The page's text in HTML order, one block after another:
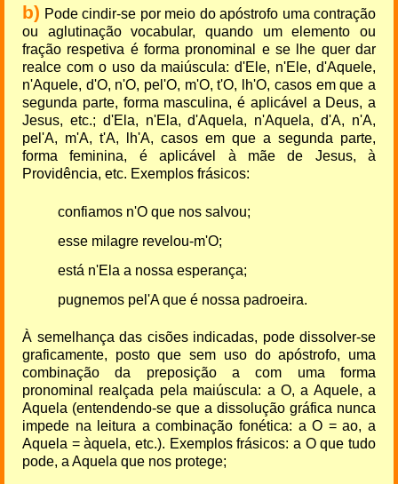
b) Pode cindir-se por meio do apóstrofo uma contração
ou aglutinação vocabular, quando um elemento ou
fração respetiva é forma pronominal e se lhe quer dar
realce com o uso da maiúscula: d'Ele, n'Ele, d'Aquele,
n'Aquele, d'O, n'O, pel'O, m'O, t'O, lh'O, casos em que a
segunda parte, forma masculina, é aplicável a Deus, a
Jesus, etc.; d'Ela, n'Ela, d'Aquela, n'Aquela, d'A, n'A,
pel'A, m'A, t'A, lh'A, casos em que a segunda parte,
forma feminina, é aplicável à mãe de Jesus, à
Providência, etc. Exemplos frásicos:
confiamos n'O que nos salvou;
esse milagre revelou-m'O;
está n'Ela a nossa esperança;
pugnemos pel'A que é nossa padroeira.
À semelhança das cisões indicadas, pode dissolver-se
graficamente, posto que sem uso do apóstrofo, uma
combinação da preposição a com uma forma
pronominal realçada pela maiúscula: a O, a Aquele, a
Aquela (entendendo-se que a dissolução gráfica nunca
impede na leitura a combinação fonética: a O = ao, a
Aquela = àquela, etc.). Exemplos frásicos: a O que tudo
pode, a Aquela que nos protege;